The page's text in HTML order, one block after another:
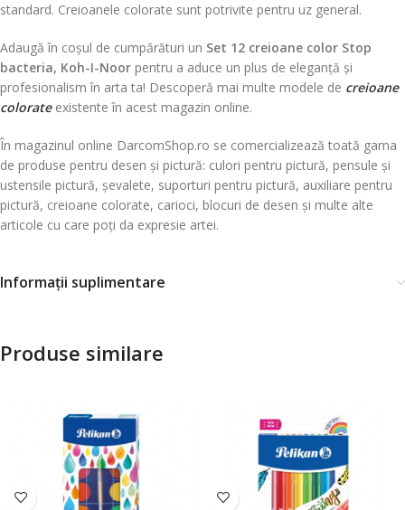
standard. Creioanele colorate sunt potrivite pentru uz general.
Adaugă în coșul de cumpărături un Set 12 creioane color Stop
bacteria, Koh-I-Noor pentru a aduce un plus de eleganță și
profesionalism în arta ta! Descoperă mai multe modele de creioane
colorateexistente în acest magazin online.
În magazinul online DarcomShop.ro se comercializează toată gama
de produse pentru desen și pictură: culori pentru pictură, pensule și
ustensile pictură, șevalete, suporturi pentru pictură, auxiliare pentru
pictură, creioane colorate, carioci, blocuri de desen și multe alte
articole cu care poți da expresie artei.
Informații suplimentare
Produse similare